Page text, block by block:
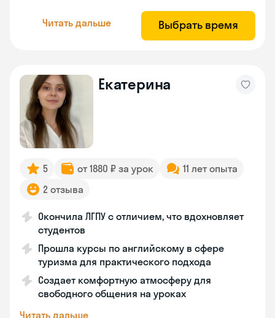
Читать дальше Выбрать время
Екатерина
5 от 1880 ₽ за урок
11 лет опыта
2 отзыва
Окончила ЛГПУ с отличием, что вдохновляет
студентов
Прошла курсы по английскому в сфере
туризма для практического подхода
Создает комфортную атмосферу для
свободного общения на уроках
Читать дальше